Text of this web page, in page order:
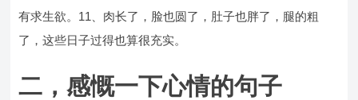
有求生欲。11、肉长了，脸也圆了，肚子也胖了，腿的粗
了，这些日子过得也算很充实。
二，感慨一下心情的句子